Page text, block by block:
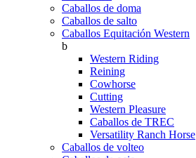
Caballos de doma
Caballos de salto
Caballos Equitación Western
b
Western Riding
Reining
Cowhorse
Cutting
Western Pleasure
Caballos de TREC
Versatility Ranch Horse
Caballos de volteo